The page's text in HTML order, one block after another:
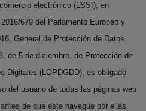
electrónico (LSSI), en
679 del Parlamento Europeo y
General de Protección de Datos
de 5 de diciembre, de Protección de
Digitales (LOPDGDD), es obligado
del usuario de todas las páginas web
de que este navegue por ellas.